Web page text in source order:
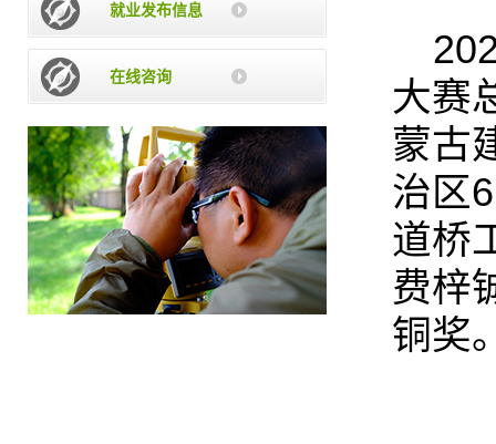
就业发布信息
在线咨询
大赛
蒙古
治区
道桥
费梓
铜奖